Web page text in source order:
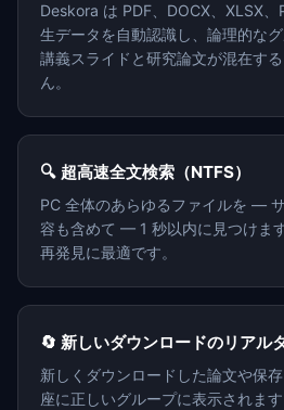
Deskora は PDF、DOCX、XLSX、
生データを自動認識し、論理的なグ
講義スライドと研究論文が混在す
ん。
🔍 超高速全文検索（NTFS）
PC 全体のあらゆるファイルを —
容も含めて — 1 秒以内に見つけま
再発見に最適です。
🔄 新しいダウンロードのリアル
新しくダウンロードした論文や保
座に正しいグループに表示されま